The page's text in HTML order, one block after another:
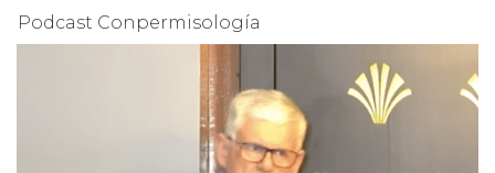
Podcast Conpermisología